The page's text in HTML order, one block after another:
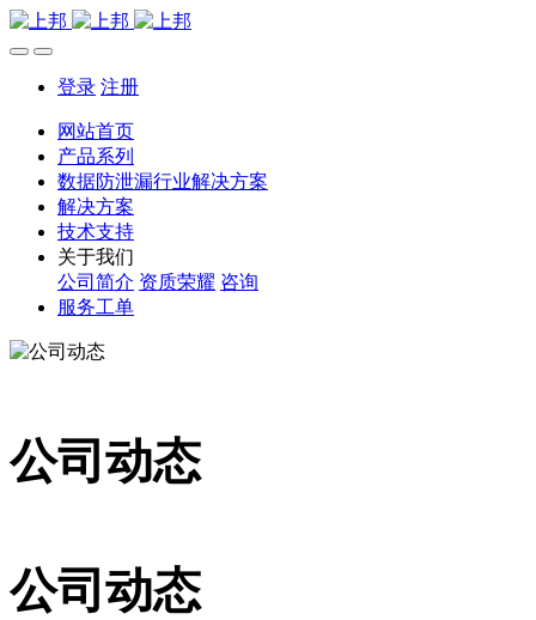
登录 注册
网站首页
产品系列
数据防泄漏行业解决方案
解决方案
技术支持
关于我们
公司简介 资质荣耀 咨询
服务工单
公司动态
公司动态